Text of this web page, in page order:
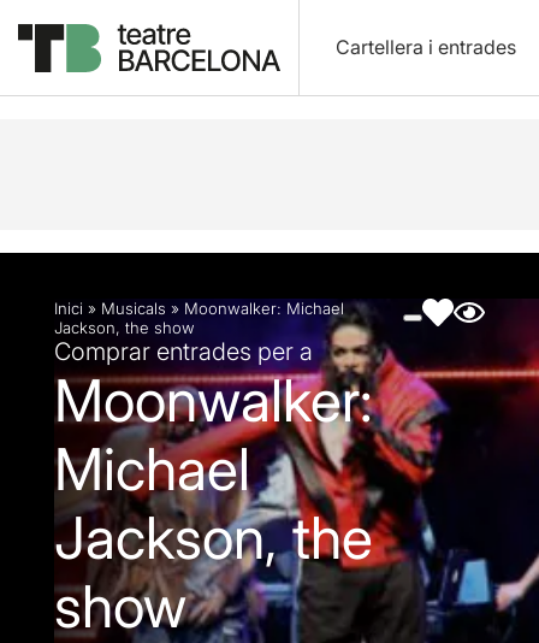
Cartellera i entrades
Descripció Fitxa artística Fotos i vídeos
Inici » Musicals » Moonwalker: Michael
Jackson, the show
Comprar entrades per a
Moonwalker:
Michael
Jackson, the
show